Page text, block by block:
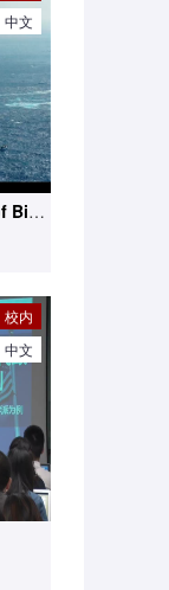
中文
?ystein Tunsj?：The Return of Bipolarity in World P...
校内
中文